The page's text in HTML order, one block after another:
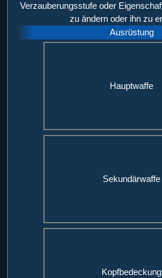
Verzauberungsstufe oder
zu ändern oder ihn zu
Ausrüstung
Hauptwaffe
Sekundärwaffe
Kopfbedeckung